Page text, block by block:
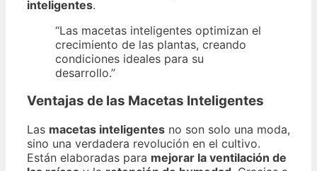
inteligentes.
“Las macetas inteligentes optimizan el
crecimiento de las plantas, creando
condiciones ideales para su
desarrollo.”
Ventajas de las Macetas Inteligentes
Las macetas inteligentes no son solo una moda,
sino una verdadera revolución en el cultivo.
Están elaboradas para mejorar la ventilación de